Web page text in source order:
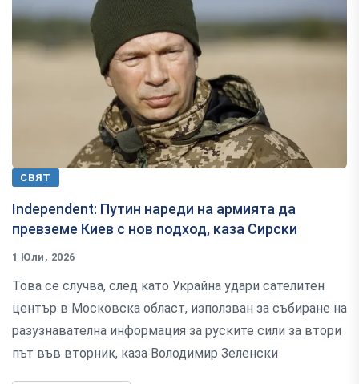
СВЯТ
Independent: Путин нареди на армията да
превземе Киев с нов подход, каза Сирски
1 Юли, 2026
Това се случва, след като Украйна удари сателитен
център в Московска област, използван за събиране на
разузнавателна информация за руските сили за втори
път във вторник, каза Володимир Зеленски